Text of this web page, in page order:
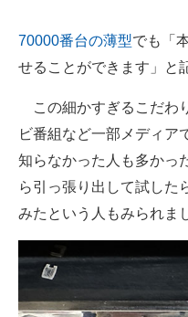
70000番台の薄型でも「
せることができます」と
この細かすぎるこだわ
ビ番組など一部メディア
知らなかった人も多かっ
ら引っ張り出して試した
みたという人もみられま